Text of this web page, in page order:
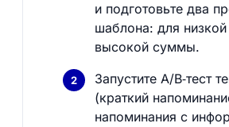
и подготовьте два
шаблона: для
высокой суммы.
Запустите A/B‑тест
(краткий
напоминания с